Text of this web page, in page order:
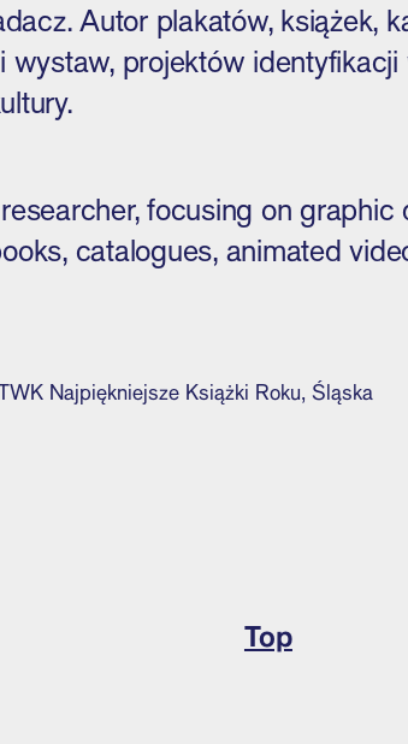
Autor plakatów, książek,
projektów
focusing on
catalogues, animated
Najpiękniejsze Książki Roku, Śląska
Top